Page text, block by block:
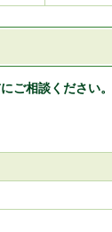
ご相談ください。